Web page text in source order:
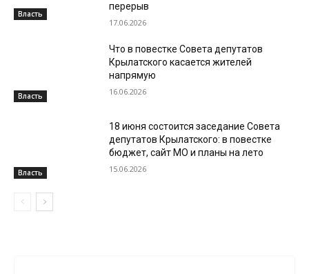
Власть
перерыв
17.06.2026
Власть
Что в повестке Совета депутатов
Крылатского касается жителей
напрямую
16.06.2026
Власть
18 июня состоится заседание Совета
депутатов Крылатского: в повестке
бюджет, сайт МО и планы на лето
15.06.2026